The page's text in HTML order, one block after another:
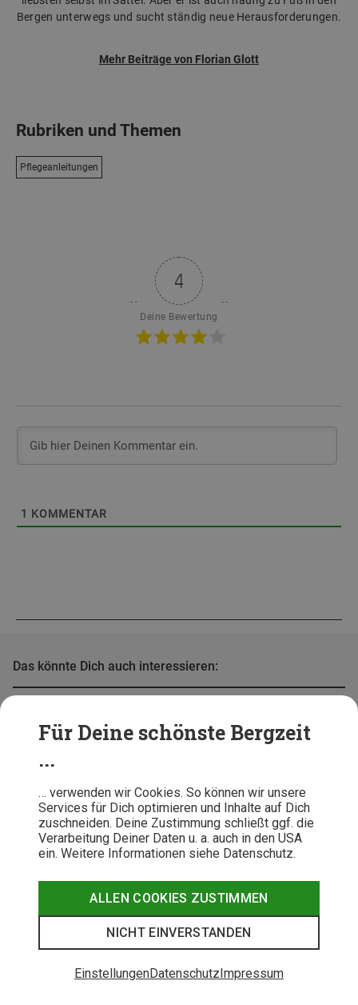
Für Deine schönste Bergzeit
...
… verwenden wir Cookies. So können wir unsere
Services für Dich optimieren und Inhalte auf Dich
zuschneiden. Deine Zustimmung schließt ggf. die
Verarbeitung Deiner Daten u. a. auch in den USA
ein. Weitere Informationen siehe Datenschutz.
ALLEN COOKIES ZUSTIMMEN
NICHT EINVERSTANDEN
EinstellungenDatenschutzImpressum
Bergen unterwegs und sucht ständig neue Herausforderungen.
Mehr Beiträge von Florian Glott
Rubriken und Themen
Pflegeanleitungen
4
Deine Bewertung
1 KOMMENTAR
Das könnte Dich auch interessieren:
Packliste Hüttentour
PACKLISTEN
Zwischen Bergen und Seen:
Bergzeit Frischluftkick mit POC
in Villach
FRISCHLUFTKICK
Unsere Top Outdoor Kategorien
BARFUSSSCHUHE DAUNENJACKEN